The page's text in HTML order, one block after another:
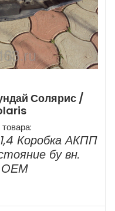
Солярис /
Коробка АКПП
бу вн.
ОЕМ